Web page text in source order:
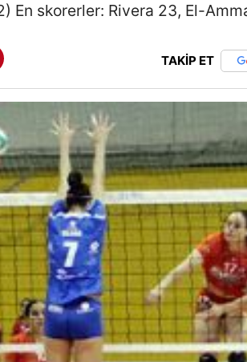
En skorerler: Rivera 23, El-
TAKİP ET